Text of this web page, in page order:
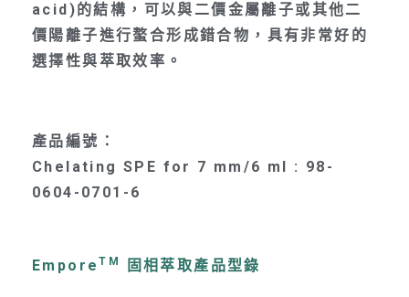
acid)的結構，可以與二價金屬離子或其他二
價陽離子進行螯合形成錯合物，具有非常好的
選擇性與萃取效率。
產品編號：
Chelating SPE for 7 mm/6 ml : 98-
0604-0701-6
Empore TM 固相萃取產品型錄